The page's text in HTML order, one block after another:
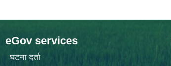
eGov services
घटना दर्ता